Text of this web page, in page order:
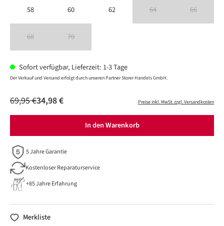
58 60 62 64 66
68 70
Sofort verfügbar, Lieferzeit: 1-3 Tage
Der Verkauf und Versand erfolgt durch unseren Partner Storer Handels GmbH.
34,98 €
69,95 € Preise inkl. MwSt. zzgl. Versandkosten
In den Warenkorb
5 Jahre Garantie
Kostenloser Reparaturservice
+85 Jahre Erfahrung
Merkliste